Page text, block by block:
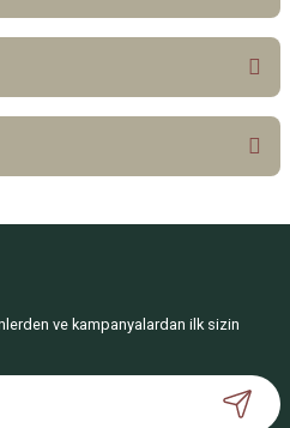
siz yapın!
soru sorulmamış.
Paylaş
ve kampanyalardan ilk sizin